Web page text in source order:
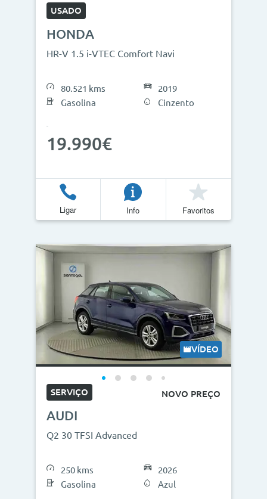
USADO
HONDA
HR-V 1.5 i-VTEC Comfort Navi
80.521 kms
Gasolina
2019
Cinzento
19.990€
Ligar Info Favoritos
VÍDEO
SERVIÇO NOVO PREÇO
AUDI
Q2 30 TFSI Advanced
250 kms
Gasolina
2026
Azul